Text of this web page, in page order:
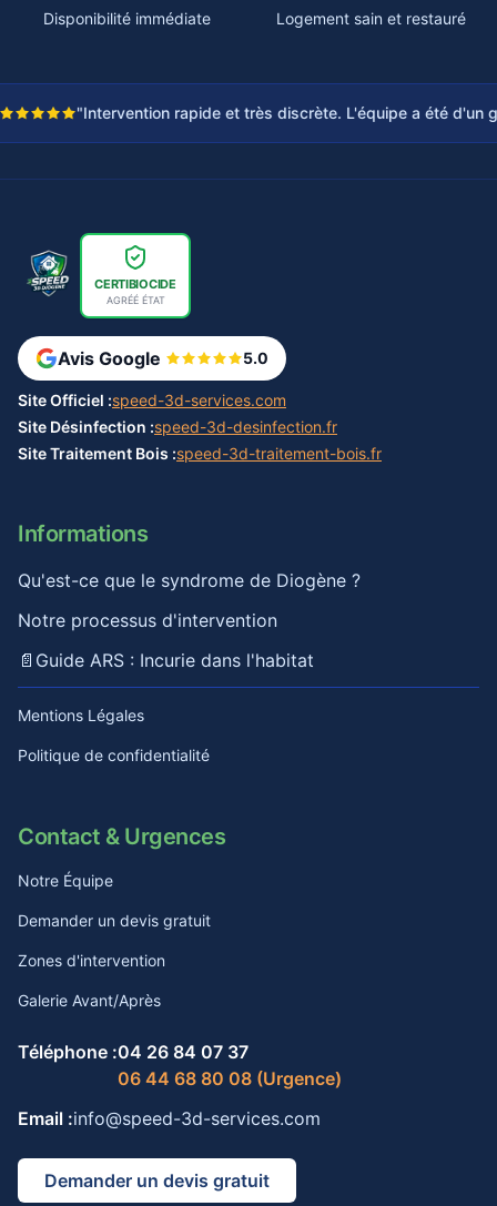
Disponibilité immédiate Logement sain et restauré
"Intervention rapide et très discrète. L'équipe a été d'un
CERTIBIOCIDE
AGRÉÉ ÉTAT
Avis Google 5.0
Site Officiel :speed-3d-services.com
Site Désinfection :speed-3d-desinfection.fr
Site Traitement Bois :speed-3d-traitement-bois.fr
Informations
Qu'est-ce que le syndrome de Diogène ?
Notre processus d'intervention
📄 Guide ARS : Incurie dans l'habitat
Mentions Légales
Politique de confidentialité
Contact & Urgences
Notre Équipe
Demander un devis gratuit
Zones d'intervention
Galerie Avant/Après
Téléphone :04 26 84 07 37
06 44 68 80 08 (Urgence)
Email :info@speed-3d-services.com
Demander un devis gratuit